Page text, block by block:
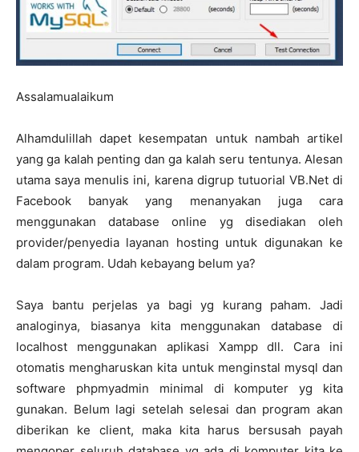
Assalamualaikum
Alhamdulillah dapet kesempatan untuk nambah artikel
yang ga kalah penting dan ga kalah seru tentunya. Alesan
utama saya menulis ini, karena digrup tutuorial VB.Net di
Facebook banyak yang menanyakan juga cara
menggunakan database online yg disediakan oleh
provider/penyedia layanan hosting untuk digunakan ke
dalam program. Udah kebayang belum ya?
Saya bantu perjelas ya bagi yg kurang paham. Jadi
analoginya, biasanya kita menggunakan database di
localhost menggunakan aplikasi Xampp dll. Cara ini
otomatis mengharuskan kita untuk menginstal mysql dan
software phpmyadmin minimal di komputer yg kita
gunakan. Belum lagi setelah selesai dan program akan
diberikan ke client, maka kita harus bersusah payah